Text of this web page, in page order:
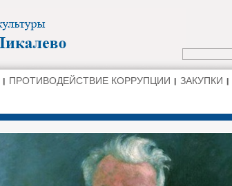
ПРОТИВОДЕЙСТВИЕ КОРРУПЦИИ ЗАКУПКИ